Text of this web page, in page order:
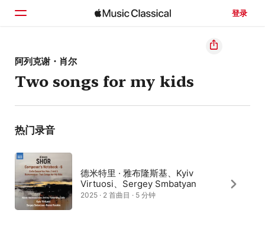
登录
主页
浏览
搜索
阿列克谢・肖尔
Two songs for my kids
热门录音
德米特里 · 雅布隆斯基、Kyiv
Virtuosi、Sergey Smbatyan
2025 · 2 首曲目 · 5 分钟